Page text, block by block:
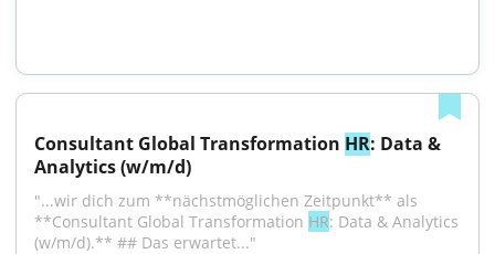
Consultant Global Transformation HR: Data &
Analytics (w/m/d)
"...wir dich zum **nächstmöglichen Zeitpunkt** als
**Consultant Global Transformation HR: Data & Analytics
(w/m/d).** ## Das erwartet..."